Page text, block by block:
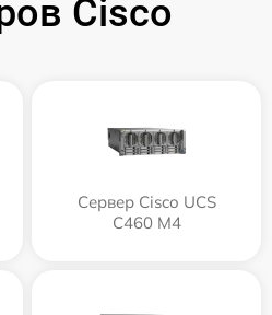
Cisco
Сервер Cisco UCS
C460 M4